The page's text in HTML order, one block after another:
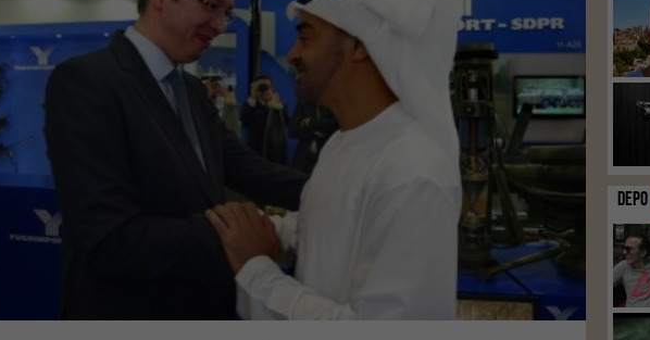
DEPO